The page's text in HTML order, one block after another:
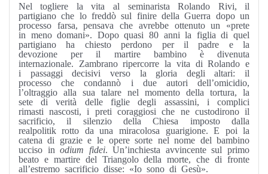
Nel togliere la vita al seminarista Rolando Rivi, il
partigiano che lo freddò sul finire della Guerra dopo un
processo farsa, pensava che avrebbe ottenuto un «prete
in meno domani». Dopo quasi 80 anni la figlia di quel
partigiano ha chiesto per­dono per il padre e la
devozione per il martire bambino è di­venuta
internazionale. Zambrano ripercorre la vita di Rolan­do e
i passaggi decisivi verso la gloria degli altari: il
processo che condannò i due autori dell’omicidio,
l’oltraggio alla sua talare nel momento della tortura, la
sete di verità delle figlie degli assassini, i complici
rimasti nascosti, i preti coraggiosi che ne custodirono il
sacrificio, il silenzio della Chiesa im­posto dalla
realpolitik rotto da una miracolosa guarigione. E poi la
catena di grazie e le opere sorte nel nome del bambino
ucciso inodium fidei. Un’inchiesta avvincente sul primo
beato e martire del Triangolo della morte, che di fronte
all’estremo sacrificio disse: «Io sono di Gesù».